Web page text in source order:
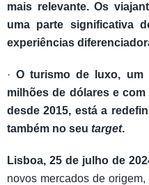
mais relevante. Os
uma parte significativa
experiências
·O turismo de luxo, um
milhões de dólares e
desde 2015, está a
também no seu target.
Lisboa, 25 de julho de
novos mercados de